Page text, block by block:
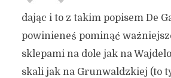
dając i to z takim popisem De
powinieneś pominąć
sklepami na dole jak na
skali jak na Grunwaldzkiej (to